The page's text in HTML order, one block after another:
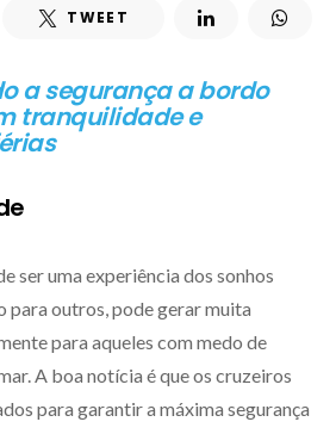
TWEET
a segurança a bordo
tranquilidade e
ser uma experiência dos sonhos
para outros, pode gerar muita
para aqueles com medo de
A boa notícia é que os cruzeiros
para garantir a máxima segurança